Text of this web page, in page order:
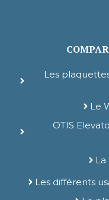
Les
Le
OTIS
Les différents